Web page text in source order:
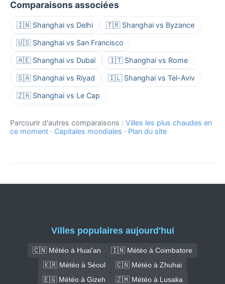
Comparaisons associées
🇮🇳 Shanghai vs Delhi 🇹🇷 Shanghai vs Byzance
🇺🇸 Shanghai vs San Francisco
🇦🇪 Shanghai vs Dubaï 🇮🇹 Shanghai vs Rome
🇸🇦 Shanghai vs Riyad 🇮🇱 Shanghai vs Tel-Aviv
🇿🇦 Shanghai vs Le Cap
Parcourir d'autres comparaisons : Villes les plus chaudes en
ce moment · Capitales mondiales · Plan du site
Villes populaires aujourd'hui
🇨🇳 Météo à Huai'an
🇮🇳 Météo à Coimbatore
🇰🇷 Météo à Séoul
🇨🇳 Météo à Zhuhai
🇪🇬 Météo à Gizeh
🇿🇲 Météo à Lusaka